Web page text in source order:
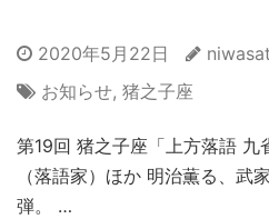
2020年5月22日
お知らせ, 猪之子座
第19回 猪之子座「上方落語
（落語家）ほか 明治薫る、武
弾。 …